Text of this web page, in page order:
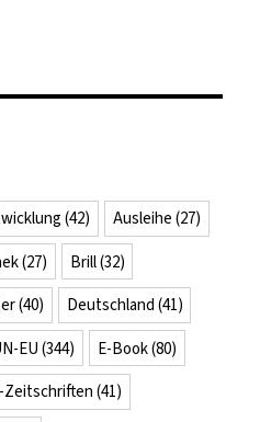
(42) Ausleihe (27)
(27) Brill(32)
(40) Deutschland (41)
EU (344) E-Book(80)
Zeitschriften (41)